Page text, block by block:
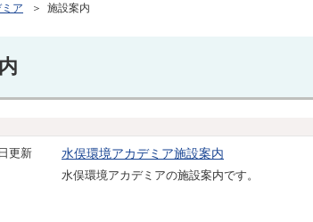
ア ＞ 施設案内
更新 水俣環境アカデミア施設案内
水俣環境アカデミアの施設案内です。